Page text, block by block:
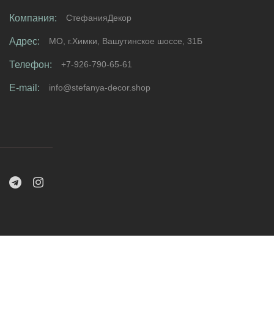
Компания: СтефанияДекор
Адрес: МО, г.Химки, Вашутинское шоссе, 31Б
Телефон: +7-926-790-65-61
E-mail: info@stefanya-decor.shop